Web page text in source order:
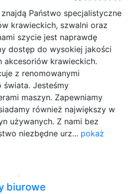
Państwo specjalistyczne
krawieckich, szwalni oraz
szycie jest naprawdę
dostęp do wysokiej jakości
akcesoriów krawieckich.
z renomowanymi
świata. Jesteśmy
maszyn. Zapewniamy
również największy w
używanych. Z nami bez
niezbędne urz... pokaż
biurowe